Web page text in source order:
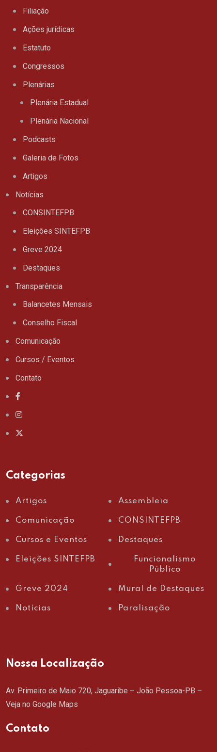
Filiação
Ações jurídicas
Estatuto
Congressos
Plenárias
Plenária Estadual
Plenária Nacional
Podcasts
Galeria de Fotos
Artigos
Notícias
CONSINTEFPB
Eleições SINTEFPB
Greve 2024
Destaques
Transparência
Balancetes Mensais
Conselho Fiscal
Comunicação
Cursos / Eventos
Contato
Categorias
Artigos Assembleia
Comunicação CONSINTEFPB
Cursos e Eventos Destaques
Eleições SINTEFPB
Funcionalismo
Público
Greve 2024 Mural de Destaques
Notícias Paralisação
Nossa Localização
Av. Primeiro de Maio 720, Jaguaribe – João Pessoa-PB –
Veja no Google Maps
Contato